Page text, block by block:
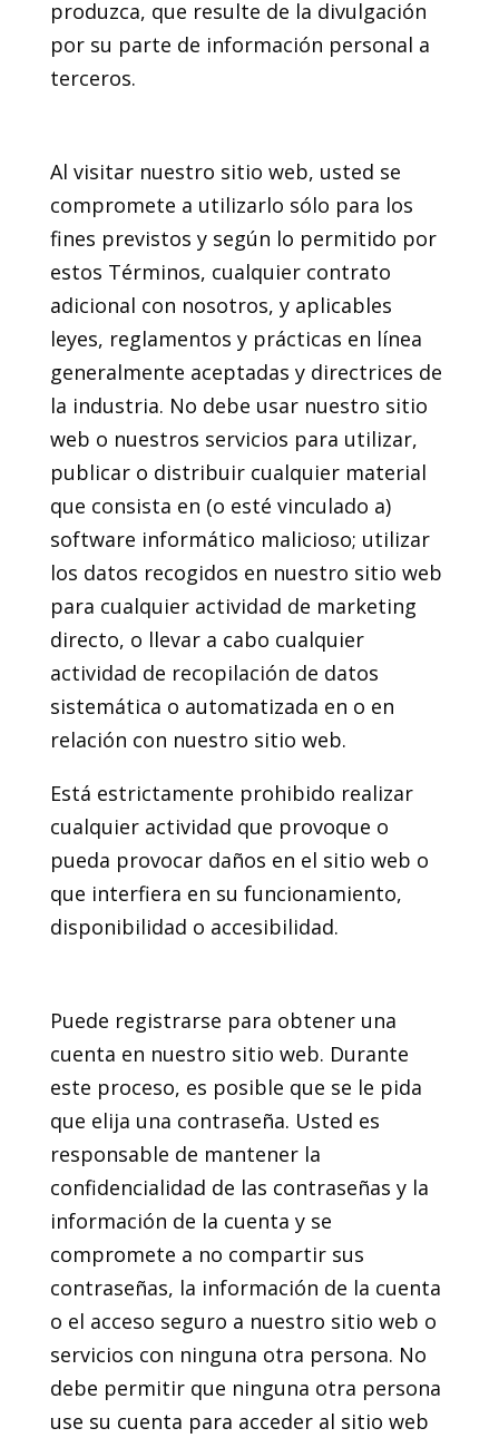
produzca, que resulte de la divulgación
por su parte de información personal a
terceros.
Al visitar nuestro sitio web, usted se
compromete a utilizarlo sólo para los
fines previstos y según lo permitido por
estos Términos, cualquier contrato
adicional con nosotros, y aplicables
leyes, reglamentos y prácticas en línea
generalmente aceptadas y directrices de
la industria. No debe usar nuestro sitio
web o nuestros servicios para utilizar,
publicar o distribuir cualquier material
que consista en (o esté vinculado a)
software informático malicioso; utilizar
los datos recogidos en nuestro sitio web
para cualquier actividad de marketing
directo, o llevar a cabo cualquier
actividad de recopilación de datos
sistemática o automatizada en o en
relación con nuestro sitio web.
Está estrictamente prohibido realizar
cualquier actividad que provoque o
pueda provocar daños en el sitio web o
que interfiera en su funcionamiento,
disponibilidad o accesibilidad.
Puede registrarse para obtener una
cuenta en nuestro sitio web. Durante
este proceso, es posible que se le pida
que elija una contraseña. Usted es
responsable de mantener la
confidencialidad de las contraseñas y la
información de la cuenta y se
compromete a no compartir sus
contraseñas, la información de la cuenta
o el acceso seguro a nuestro sitio web o
servicios con ninguna otra persona. No
debe permitir que ninguna otra persona
use su cuenta para acceder al sitio web